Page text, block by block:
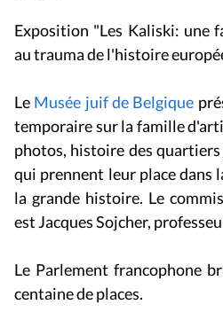
Exposition "Les Kaliski: une
au trauma de l'histoire
Le Musée juif de Belgique
temporaire sur la famille
photos, histoire des
qui prennent leur place dans
la grande histoire. Le
est Jacques Sojcher,
Le Parlement francophone
centaine de places.